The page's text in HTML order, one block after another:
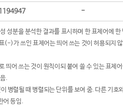
-
분을 분석한 결과를 표시하며 한 표제어에 한
(-)가 쓰인 표제어는 띄어 쓰는 것이 허용되지
띄어 쓰는 것이 원칙이되 붙여 쓸 수 있는 표제
.
병렬될 때 병렬되는 단위를 보여 줌. 다른 기호
어 등임.